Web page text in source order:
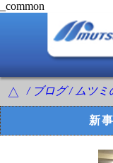
_common
△ / ブログ / ムツミ
新